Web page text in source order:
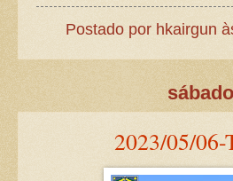
Postado por hkairgun
2023/05/06-